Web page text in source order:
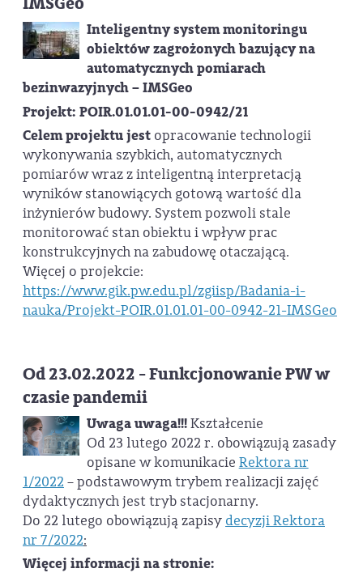
Inteligentny system monitoringu
obiektów zagrożonych bazujący na
automatycznych pomiarach
bezinwazyjnych – IMSGeo
Projekt: POIR.01.01.01-00-0942/21
Celem projektu jest opracowanie technologii
wykonywania szybkich, automatycznych
pomiarów wraz z inteligentną interpretacją
wyników stanowiących gotową wartość dla
inżynierów budowy. System pozwoli stale
monitorować stan obiektu i wpływ prac
konstrukcyjnych na zabudowę otaczającą.
Więcej o projekcie:
https://www.gik.pw.edu.pl/zgiisp/Badania-i-
nauka/Projekt-POIR.01.01.01-00-0942-21-IMSGeo
Od 23.02.2022 - Funkcjonowanie PW w
czasie pandemii
Uwaga uwaga!!!Kształcenie
Od 23 lutego 2022 r. obowiązują zasady
opisane w komunikacie Rektora nr
1/2022 – podstawowym trybem realizacji zajęć
dydaktycznych jest tryb stacjonarny.
Do 22 lutego obowiązują zapisy decyzji Rektora
nr 7/2022:
Więcej informacji na stronie: